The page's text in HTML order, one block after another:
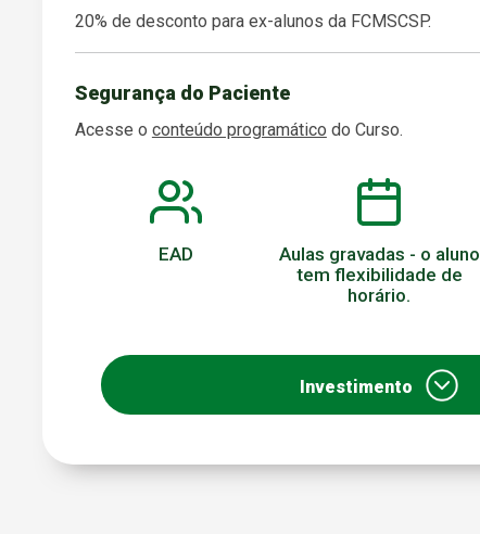
20% de desconto para ex-alunos da FCMSCSP.
Segurança do Paciente
Acesse o conteúdo programático do Curso.
EAD
Aulas gravadas - o aluno
tem flexibilidade de
horário.
Investimento